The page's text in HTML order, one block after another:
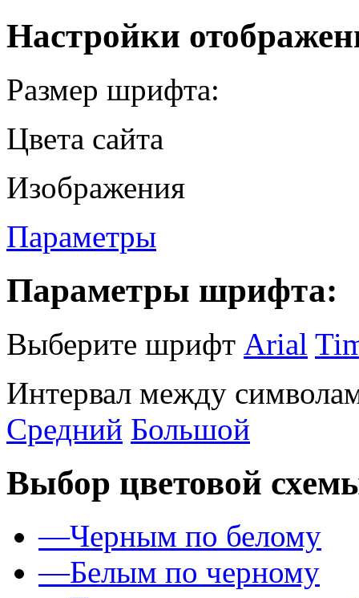
Настройки
Размер шрифта:
Цвета сайта
Изображения
Параметры
Параметры шрифта:
Выберите шрифт Arial
Интервал между
Средний Большой
Выбор цветовой
—Черным по белому
—Белым по черному